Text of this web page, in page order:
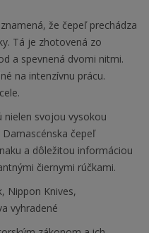
že čepeľ prechádza
Tá je zhotovená zo
a spevnená dvomi nitmi.
na intenzívnu prácu.
nielen svojou vysokou
čepeľ
a dôležitou informáciou
čiernymi rúčkami.
Nippon Knives,
vyhradené